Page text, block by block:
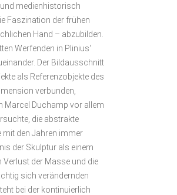
medienhistorisch
Faszination der frühen
Hand – abzubilden.
Werfenden in Plinius‘
Der Bildausschnitt
als Referenzobjekte des
verbunden,
Marcel Duchamp vor allem
die abstrakte
mit den Jahren immer
der Skulptur als einem
Verlust der Masse und die
sich verändernden
bei der kontinuierlich